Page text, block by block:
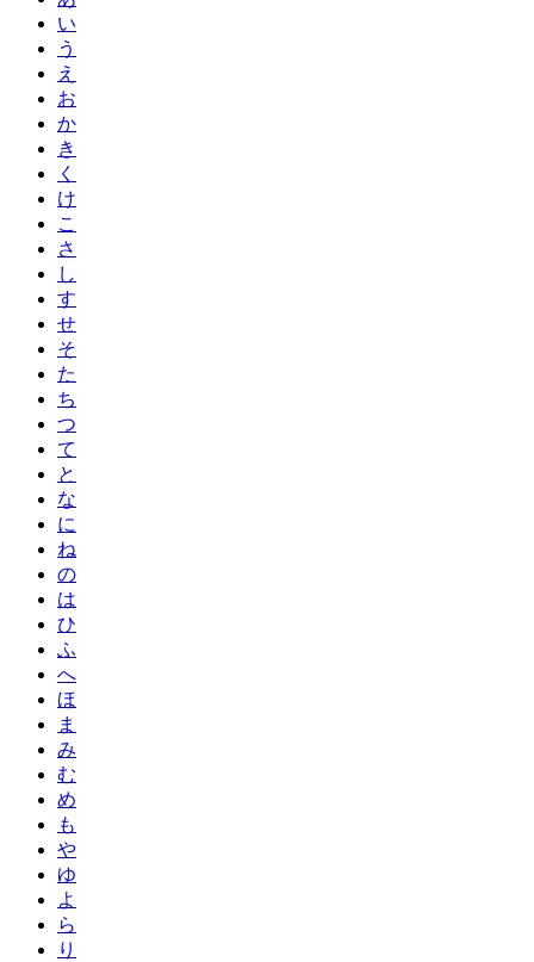
い
う
え
お
か
き
く
け
こ
さ
し
す
せ
そ
た
ち
つ
て
と
な
に
ね
の
は
ひ
ふ
へ
ほ
ま
み
む
め
も
や
ゆ
よ
ら
り